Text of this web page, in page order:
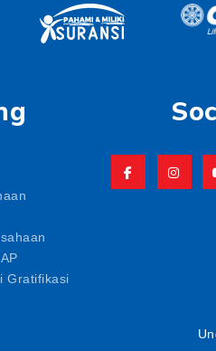
Gratifikasi